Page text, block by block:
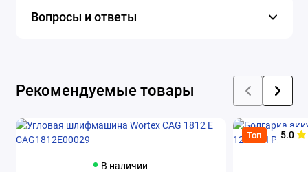
Вопросы и ответы
Рекомендуемые товары
В наличии
Топ 5.0